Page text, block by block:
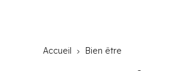
Accueil Bien être